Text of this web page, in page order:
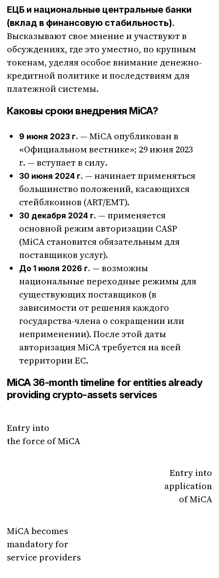
ЕЦБ и национальные центральные банки
(вклад в финансовую стабильность).
Высказывают свое мнение и участвуют в
обсуждениях, где это уместно, по крупным
токенам, уделяя особое внимание денежно-
кредитной политике и последствиям для
платежной системы.
Каковы сроки внедрения MiCA?
9 июня 2023 г. — MiCA опубликован в
«Официальном вестнике»; 29 июня 2023
г. — вступает в силу.
30 июня 2024 г. — начинает применяться
большинство положений, касающихся
стейблкоинов (ART/EMT).
30 декабря 2024 г. — применяется
основной режим авторизации CASP
(MiCA становится обязательным для
поставщиков услуг).
До 1 июля 2026 г. — возможны
национальные переходные режимы для
существующих поставщиков (в
зависимости от решения каждого
государства-члена о сокращении или
неприменении). После этой даты
авторизация MiCA требуется на всей
территории ЕС.
MiCA 36-month timeline for entities already
providing crypto-assets services
Entry into
the force of MiCA
Entry into
application
of MiCA
MiCA becomes
mandatory for
service providers